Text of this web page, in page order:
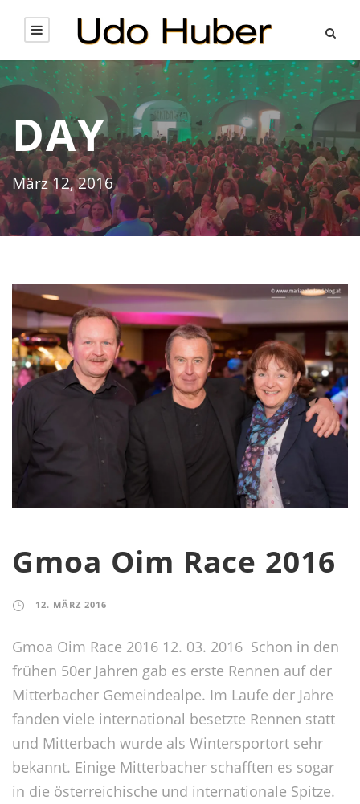
DAY
März 12, 2016
Gmoa Oim Race 2016
12. MÄRZ 2016
Gmoa Oim Race 2016 12. 03. 2016 Schon in den
frühen 50er Jahren gab es erste Rennen auf der
Mitterbacher Gemeindealpe. Im Laufe der Jahre
fanden viele international besetzte Rennen statt
und Mitterbach wurde als Wintersportort sehr
bekannt. Einige Mitterbacher schafften es sogar
in die österreichische und internationale Spitze.